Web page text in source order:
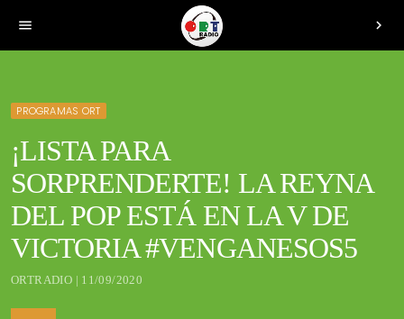
menu chevron_right
PROGRAMAS ORT
¡LISTA PARA
SORPRENDERTE! LA REYNA
DEL POP ESTÁ EN LA V DE
VICTORIA #VENGANESOS5
ORTRADIO | 11/09/2020